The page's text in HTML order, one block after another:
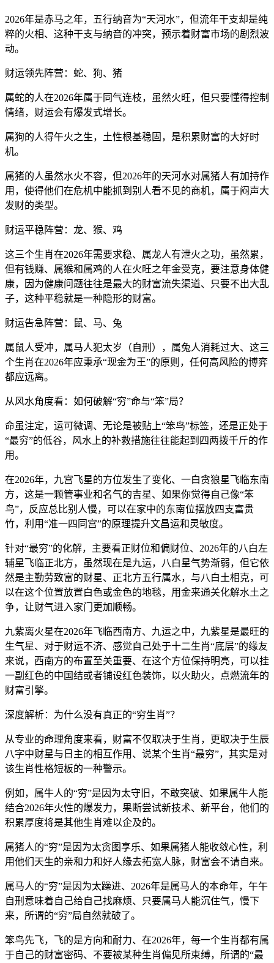
2026年是赤马之年，五行纳音为“天河水”，但流年干支却是纯
粹的火相、这种干支与纳音的冲突，预示着财富市场的剧烈波
动。
财运领先阵营：蛇、狗、猪
属蛇的人在2026年属于同气连枝，虽然火旺，但只要懂得控制
情绪，财运会有爆发式增长。
属狗的人得午火之生，土性根基稳固，是积累财富的大好时
机。
属猪的人虽然水火不容，但2026年的天河水对属猪人有加持作
用，使得他们在危机中能抓到别人看不见的商机，属于闷声大
发财的类型。
财运平稳阵营：龙、猴、鸡
这三个生肖在2026年需要求稳、属龙人有泄火之功，虽然累，
但有钱赚、属猴和属鸡的人在火旺之年金受克，要注意身体健
康，因为健康问题往往是最大的财富流失渠道、只要不出大乱
子，这种平稳就是一种隐形的财富。
财运告急阵营：鼠、马、兔
属鼠人受冲，属马人犯太岁（自刑），属兔人消耗过大、这三
个生肖在2026年应秉承“现金为王”的原则，任何高风险的博弈
都应远离。
从风水角度看：如何破解“穷”命与“笨”局？
命虽注定，运可微调、无论是被贴上“笨鸟”标签，还是正处于
“最穷”的低谷，风水上的补救措施往往能起到四两拨千斤的作
用。
在2026年，九宫飞星的方位发生了变化、一白贪狼星飞临东南
方，这是一颗管事业和名气的吉星、如果你觉得自己像“笨
鸟”，反应总比别人慢，可以在家中的东南位摆放四支富贵
竹，利用“准一四同宫”的原理提升文昌运和灵敏度。
针对“最穷”的化解，主要看正财位和偏财位、2026年的八白左
辅星飞临正北方，虽然现在是九运，八白星气势渐弱，但它依
然是主勤劳致富的财星、正北方五行属水，与八白土相克，可
以在这个位置放置白色或金色的地毯，用金来通关化解水土之
争，让财气进入家门更加顺畅。
九紫离火星在2026年飞临西南方、九运之中，九紫星是最旺的
生气星、对于财运不济、感觉自己处于十二生肖“底层”的缘友
来说，西南方的布置至关重要、在这个方位保持明亮，可以挂
一副红色的中国结或者铺设红色装饰，以火助火，点燃流年的
财富引擎。
深度解析：为什么没有真正的“穷生肖”？
从专业的命理角度来看，财富不仅取决于生肖，更取决于生辰
八字中财星与日主的相互作用、说某个生肖“最穷”，其实是对
该生肖性格短板的一种警示。
例如，属牛人的“穷”是因为太守旧，不敢突破、如果属牛人能
结合2026年火性的爆发力，果断尝试新技术、新平台，他们的
积累厚度将是其他生肖难以企及的。
属猪人的“穷”是因为太贪图享乐、如果属猪人能收敛心性，利
用他们天生的亲和力和好人缘去拓宽人脉，财富会不请自来。
属马人的“穷”是因为太躁进、2026年是属马人的本命年，午午
自刑意味着自己给自己找麻烦、只要属马人能沉住气，慢下
来，所谓的“穷”局自然就破了。
笨鸟先飞，飞的是方向和耐力、在2026年，每一个生肖都有属
于自己的财富密码、不要被某种生肖偏见所束缚，所谓的“最